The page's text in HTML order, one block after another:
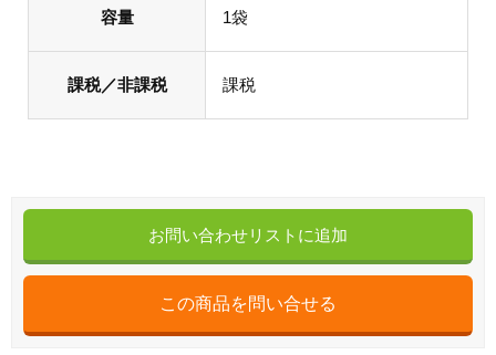
容量 1袋
課税／非課税 課税
お問い合わせリストに追加